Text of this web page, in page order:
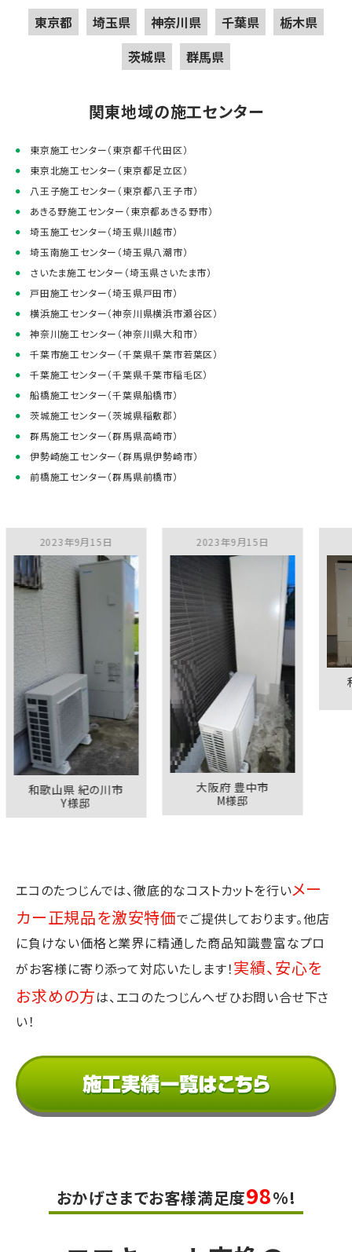
東京都 埼玉県 神奈川県 千葉県
栃木県
茨城県
群馬県
関東地域の施工センター
東京施工センター（東京都千代田区）
東京北施工センター（東京都足立区）
八王子施工センター（東京都八王子市）
あきる野施工センター（東京都あきる野市）
埼玉施工センター（埼玉県川越市）
埼玉南施工センター（埼玉県八潮市）
さいたま施工センター（埼玉県さいたま市）
戸田施工センター（埼玉県戸田市）
横浜施工センター（神奈川県横浜市瀬谷区）
神奈川施工センター（神奈川県大和市）
千葉市施工センター（千葉県千葉市若葉区）
千葉施工センター（千葉県千葉市稲毛区）
船橋施工センター（千葉県船橋市）
茨城施工センター（茨城県稲敷郡）
群馬施工センター（群馬県高崎市）
伊勢崎施工センター（群馬県伊勢崎市）
前橋施工センター（群馬県前橋市）
年9月15日
山県 紀の川市
2023年9月15日
大阪府 豊中市
和歌山
エコのたつじんでは、徹底的なコストカットを行いメー
カー正規品を激安特価でご提供しております。他店
に負けない価格と業界に精通した商品知識豊富なプロ
がお客様に寄り添って対応いたします！実績、安心を
お求めの方は、エコのたつじんへぜひお問い合せ下さ
い！
おかげさまでお客様満足度98%!